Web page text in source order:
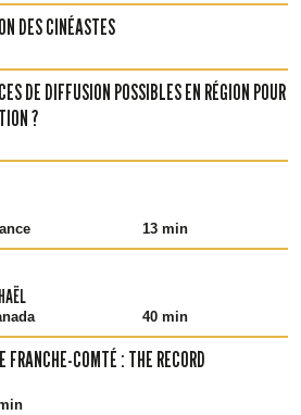
DES CINÉASTES
DE DIFFUSION POSSIBLES EN RÉGION POUR
?
13 min
40 min
FRANCHE-COMTÉ : THE RECORD